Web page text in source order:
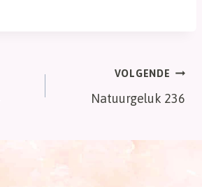
VOLGENDE
Natuurgeluk 236